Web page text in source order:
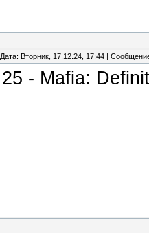
Дата: Вторник, 17.12.24, 17:44 |
25 - Mafia: